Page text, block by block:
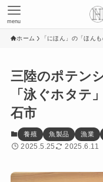
menu
ホーム 「にほん」の「ほん
三陸のポテン
「泳ぐホタテ
石市
養殖 魚製品 漁業
2025.5.25 2025.6.11